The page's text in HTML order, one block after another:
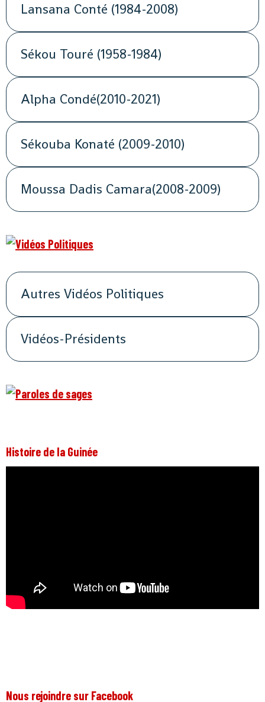
Lansana Conté (1984-2008)
Sékou Touré (1958-1984)
Alpha Condé(2010-2021)
Sékouba Konaté (2009-2010)
Moussa Dadis Camara(2008-2009)
Autres Vidéos Politiques
Vidéos-Présidents
Histoire de la Guinée
Nous rejoindre sur Facebook